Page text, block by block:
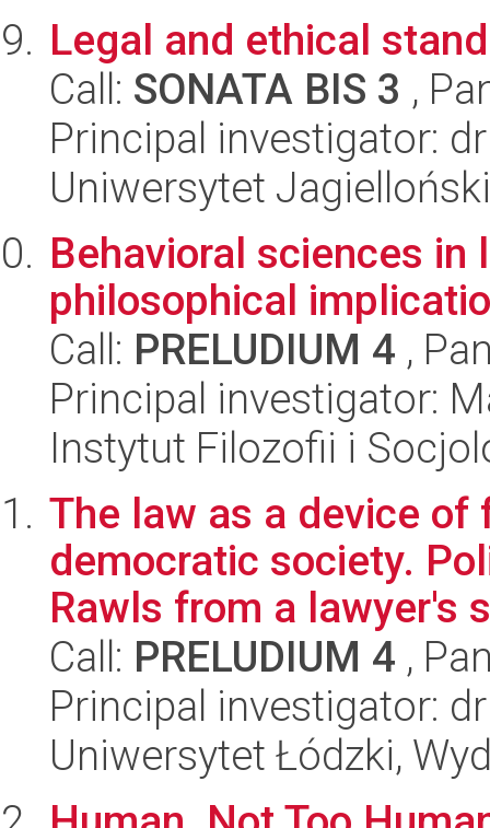
Legal and ethical
Call: SONATA BIS 3 ,
Principal investigator:
Uniwersytet
Behavioral sciences
philosophical
Call: PRELUDIUM 4 ,
Principal investigator:
Instytut Filozofii i
The law as a device of
democratic society.
Rawls from a lawyer's
Call: PRELUDIUM 4 ,
Principal investigator:
Uniwersytet Łódzki,